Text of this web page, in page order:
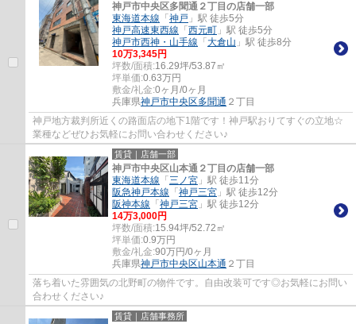
神戸市中央区多聞通２丁目の店舗一部
東海道本線 「 神戸 」駅 徒歩5分
神戸高速東西線 「 西元町 」駅 徒歩5分
神戸市西神・山手線 「 大倉山 」駅 徒歩8分
10万3,345円
坪数/面積:16.29坪/53.87㎡
坪単価:0.63万円
敷金/礼金:0ヶ月/0ヶ月
兵庫県神戸市中央区多聞通 ２丁目
神戸地方裁判所近くの路面店の地下1階です！神戸駅おりてすぐの立地☆
業種などぜひお気軽にお問い合わせください♪
賃貸｜店舗一部
神戸市中央区山本通２丁目の店舗一部
東海道本線 「 三ノ宮 」駅 徒歩11分
阪急神戸本線 「 神戸三宮 」駅 徒歩12分
阪神本線 「 神戸三宮 」駅 徒歩12分
14万3,000円
坪数/面積:15.94坪/52.72㎡
坪単価:0.9万円
敷金/礼金:90万円/0ヶ月
兵庫県神戸市中央区山本通 ２丁目
落ち着いた雰囲気の北野町の物件です。自由改装可です◎お気軽にお問い
合わせください♪
賃貸｜店舗事務所